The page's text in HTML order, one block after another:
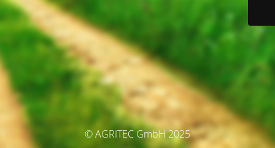
© AGRITEC GmbH 2025